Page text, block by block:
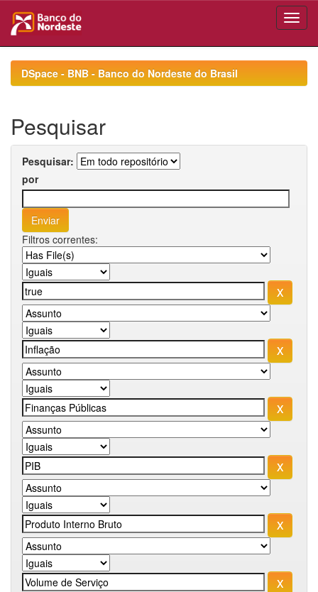
navigationDSpace - BNB - Banco do Nordeste do Brasil
Pesquisar
Pesquisar:
por
Filtros correntes: